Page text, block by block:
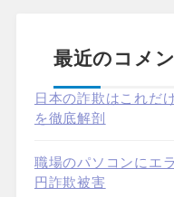
最近のコメ
日本の詐欺はこれだ
を徹底解剖
職場のパソコンにエ
円詐欺被害